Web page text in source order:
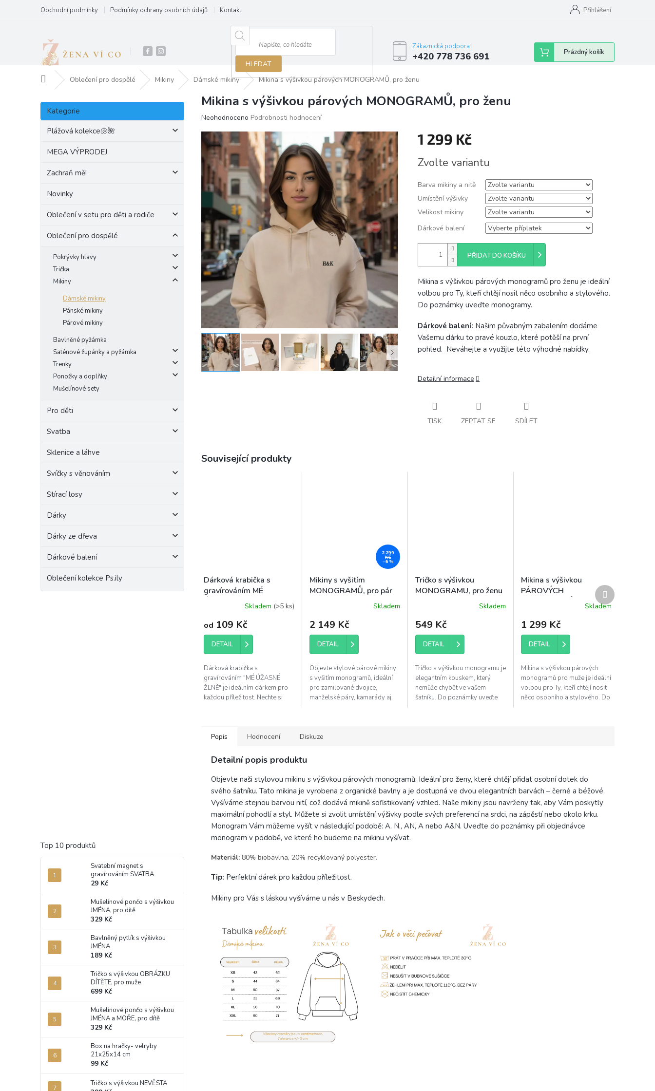
obsah
Obchodní podmínky Podmínky ochrany osobních údajů Kontakt Přihlášení
HLEDAT
Zákaznická podpora:
+420 778 736 691
Nákupní
košík
Prázdný košík
Domů Oblečení pro dospělé Mikiny Dámské mikiny Mikina s výšivkou párových MONOGRAMŮ, pro ženu
P
s
Přeskočit
kategorie
Kategorie
Plážová kolekce🐚🌺
MEGA VÝPRODEJ
Zachraň mě!
Novinky
Oblečení v setu pro děti a rodiče
Oblečení pro dospělé
Pokrývky hlavy
Trička
Mikiny
Dámské mikiny
Pánské mikiny
Párové mikiny
Bavlněné pyžámka
Saténové župánky a pyžámka
Trenky
Ponožky a doplňky
Mušelínové sety
Pro děti
Svatba
Sklenice a láhve
Svíčky s věnováním
Stírací losy
Dárky
Dárky ze dřeva
Dárkové balení
Oblečení kolekce Ps.ily
Top 10 produktů
Svatební magnet s
gravírováním SVATBA
29 Kč
Mušelínové pončo s výšivkou
JMÉNA, pro dítě
329 Kč
Bavlněný pytlík s výšivkou
JMÉNA
189 Kč
Tričko s výšivkou OBRÁZKU
DÍTĚTE, pro muže
699 Kč
Mušelínové pončo s výšivkou
JMÉNA a MOŘE, pro dítě
329 Kč
Box na hračky- velryby
21x25x14 cm
99 Kč
Tričko s výšivkou NEVĚSTA
Mikina s výšivkou párových MONOGRAMŮ, pro ženu
Průměrné
produktu
je
z
hvězdiček.
Neohodnoceno Podrobnosti hodnocení
1 299 Kč
cena:
Zvolte variantu
Barva mikiny a nitě
Umístění výšivky
Velikost mikiny
Dárkové balení
PŘIDAT DO KOŠÍKU
Mikina s výšivkou párových monogramů pro ženu je ideální
volbou pro Ty, kteří chtějí nosit něco osobního a stylového.
Do poznámky uveďte monogramy.
Dárkové balení: Našim půvabným zabalením dodáme
Vašemu dárku to pravé kouzlo, které potěší na první
pohled. Neváhejte a využijte této výhodné nabídky.
Detailní informace
TISK ZEPTAT SE SDÍLET
Související produkty
Dárková krabička s
gravírováním MÉ
ÚŽASNÉ ŽENĚSkladem (>5 ks)
od 109 Kč
DETAIL
Dárková krabička s
gravírováním "MÉ ÚŽASNÉ
ŽENĚ" je ideálním dárkem pro
každou příležitost. Nechte si
2 299
KČ
–6 %
Mikiny s vyšitím
MONOGRAMŮ, pro pár
produktu
je
4,3
z
hvězdiček.
Skladem
2 149 Kč
DETAIL
Objevte stylové párové mikiny
s vyšitím monogramů, ideální
pro zamilované dvojice,
manželské páry, kamarády aj.
Tričko s výšivkou
MONOGRAMU, pro ženu
Skladem
549 Kč
DETAIL
Tričko s výšivkou monogramu je
elegantním kouskem, který
nemůže chybět ve vašem
šatníku. Do poznámky uveďte
Mikina s výšivkou
PÁROVÝCH
MONOGRAMŮ, pro muže
Skladem
1 299 Kč
DETAIL
Mikina s výšivkou párových
monogramů pro muže je ideální
volbou pro Ty, kteří chtějí nosit
něco osobního a stylového. Do
Další
produkt
Popis Hodnocení Diskuze
Detailní popis produktu
Objevte naši stylovou mikinu s výšivkou párových monogramů. Ideální pro ženy, které chtějí přidat osobní dotek do
svého šatníku. Tato mikina je vyrobena z organické bavlny a je dostupná ve dvou elegantních barvách – černé a béžové.
Vyšíváme stejnou barvou nití, což dodává mikině sofistikovaný vzhled. Naše mikiny jsou navrženy tak, aby Vám poskytly
maximální pohodlí a styl. Můžete si zvolit umístění výšivky podle svých preferencí na srdci, na zápěstí nebo okolo krku.
Monogram Vám můžeme vyšít v následující podobě: A. N., AN, A nebo A&N. Uveďte do poznámky při objednávce
monogram v podobě, ve které ho budeme na mikinu vyšívat.
Materiál: 80% biobavlna, 20% recyklovaný polyester.
Tip: Perfektní dárek pro každou příležitost.
Mikiny pro Vás s láskou vyšíváme u nás v Beskydech.